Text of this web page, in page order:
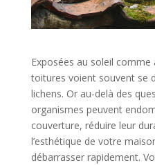
Exposées au soleil comme
toitures voient souvent se
lichens. Or au-delà des
organismes peuvent
couverture, réduire leur
l’esthétique de votre
débarrasser rapidement.